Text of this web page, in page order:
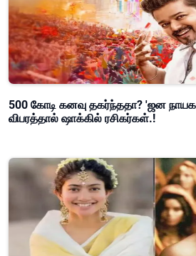
500 கோடி கனவு தகர்ந்ததா? 'ஜன
விபரத்தால் ஷாக்கில் ரசிகர்கள்.!